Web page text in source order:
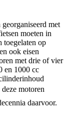
met
moeten in
toegelaten op
ook eisen
met drie of vier
en 1000 cc
motoren 
daarvoor.